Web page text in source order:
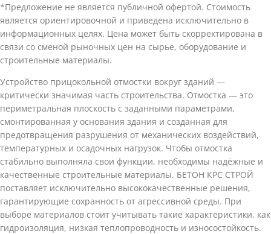
*Предложение не является публичной офертой. Стоимость
является ориентировочной и приведена исключительно в
информационных целях. Цена может быть скорректирована в
связи со сменой рыночных цен на сырье, оборудование и
строительные материалы.
Устройство прицокольной отмостки вокруг зданий —
критически значимая часть строительства. Отмостка — это
периметральная плоскость с заданными параметрами,
смонтированная у основания здания и созданная для
предотвращения разрушения от механических воздействий,
температурных и осадочных нагрузок. Чтобы отмостка
стабильно выполняла свои функции, необходимы надёжные и
качественные строительные материалы. БЕТОН КРС СТРОЙ
поставляет исключительно высококачественные решения,
гарантирующие сохранность от агрессивной среды. При
выборе материалов стоит учитывать такие характеристики, как
гидроизоляция, низкая теплопроводность и износостойкость.